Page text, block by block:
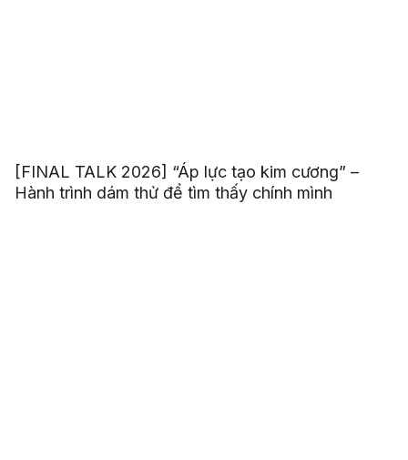
[FINAL TALK 2026] “Áp lực tạo kim cương” –
Hành trình dám thử để tìm thấy chính mình